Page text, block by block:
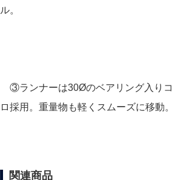
ル。
③ランナーは30Øのベアリング入りコ
ロ採用。重量物も軽くスムーズに移動。
関連商品